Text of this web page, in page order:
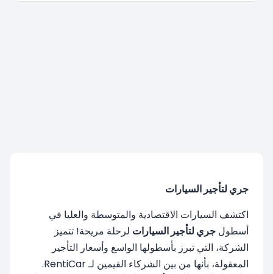
جري لتأجير السيارات
اكتشف السيارات الاقتصادية والمتوسطة والعليا في
أسطول جري لتأجير السيارات لرحلة مريحة! تتميز
الشركة، التي تبرز بأسطولها الواسع وأسعار التأجير
المعقولة، بأنها من بين الشركاء القيمين لـ RentiCar.